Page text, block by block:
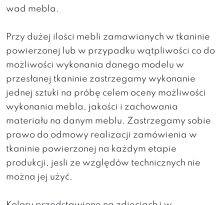
wad mebla.
Przy dużej ilości mebli zamawianych w tkaninie
powierzonej lub w przypadku wątpliwości co do
możliwości wykonania danego modelu w
przesłanej tkaninie zastrzegamy wykonanie
jednej sztuki na próbę celem oceny możliwości
wykonania mebla, jakości i zachowania
materiału na danym meblu. Zastrzegamy sobie
prawo do odmowy realizacji zamówienia w
tkaninie powierzonej na każdym etapie
produkcji, jesli ze względów technicznych nie
można jej użyć.